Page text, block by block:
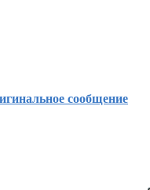
сообщение